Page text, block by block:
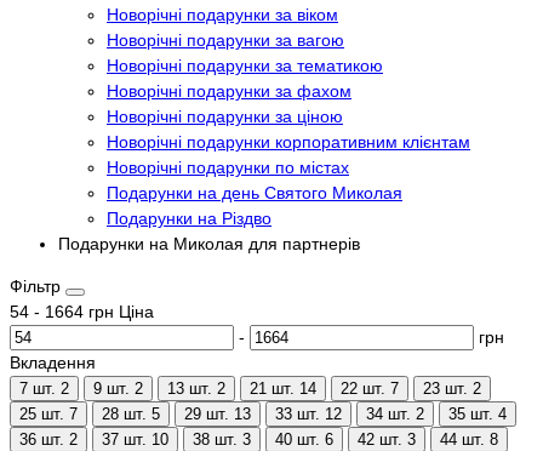
Новорічні подарунки за віком
Новорічні подарунки за вагою
Новорічні подарунки за тематикою
Новорічні подарунки за фахом
Новорічні подарунки за ціною
Новорічні подарунки корпоративним клієнтам
Новорічні подарунки по містах
Подарунки на день Святого Миколая
Подарунки на Різдво
Подарунки на Миколая для партнерів
Фільтр
54 - 1664 грн Ціна
-
грн
Вкладення
7 шт. 2 9 шт. 2 13 шт. 2 21 шт. 14 22 шт. 7 23 шт. 2
25 шт. 7 28 шт. 5 29 шт. 13 33 шт. 12 34 шт. 2 35 шт. 4
36 шт. 2 37 шт. 10 38 шт. 3 40 шт. 6 42 шт. 3 44 шт. 8